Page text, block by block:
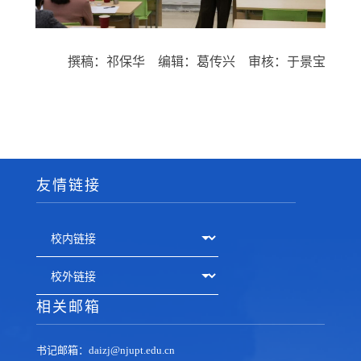
撰稿：祁保华 编辑：葛传兴 审核：于景宝
友情链接
相关邮箱
书记邮箱：daizj@njupt.edu.cn